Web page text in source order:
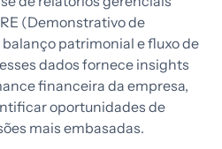
(Demonstrativo de
patrimonial e fluxo de
dados fornece insights
financeira da empresa,
oportunidades de
mais embasadas.